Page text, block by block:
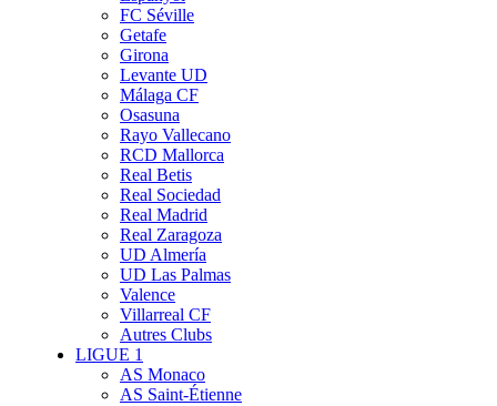
FC Séville
Getafe
Girona
Levante UD
Málaga CF
Osasuna
Rayo Vallecano
RCD Mallorca
Real Betis
Real Sociedad
Real Madrid
Real Zaragoza
UD Almería
UD Las Palmas
Valence
Villarreal CF
Autres Clubs
LIGUE 1
AS Monaco
AS Saint-Étienne